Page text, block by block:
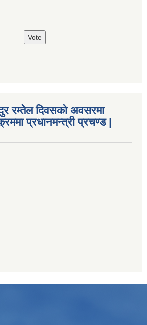
रम्तेल दिवसको अवसरमा
प्रधानमन्त्री प्रचण्ड |